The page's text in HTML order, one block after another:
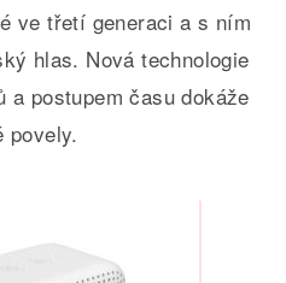
ve třetí generaci a s ním
hlas. Nová technologie
a postupem času dokáže
povely.